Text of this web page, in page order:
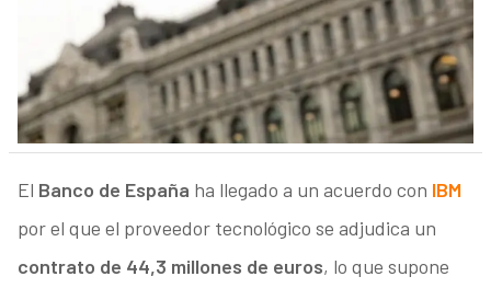
El Banco de España ha llegado a un acuerdo con IBM
por el que el proveedor tecnológico se adjudica un
contrato de 44,3 millones de euros, lo que supone